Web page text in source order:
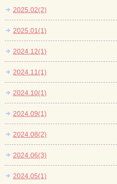
2025.02(2)
2025.01(1)
2024.12(1)
2024.11(1)
2024.10(1)
2024.09(1)
2024.08(2)
2024.06(3)
2024.05(1)